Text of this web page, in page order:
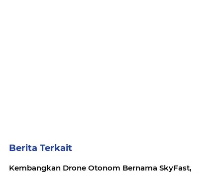
Berita Terkait
Kembangkan Drone Otonom Bernama SkyFast,